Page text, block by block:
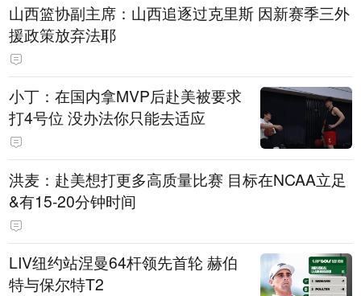
山西篮协副主席：山西追逐过克里斯 因新赛季三外
援政策放弃法耶
小丁：在国内拿MVP后赴美被要求
打4号位 没办法你只能去适应
洪麦：赴美想打更多高质量比赛 目标在NCAA立足
&有15-20分钟时间
LIV纽约站涅曼64杆领先首轮 赫伯
特与保尔特T2